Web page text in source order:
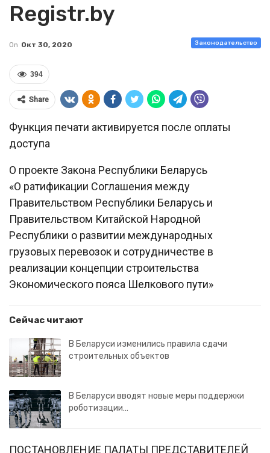
Registr.by
Законодательство
On Окт 30, 2020
394
Share
Функция печати активируется после оплаты
доступа
О проекте Закона Республики Беларусь
«О ратификации Соглашения между
Правительством Республики Беларусь и
Правительством Китайской Народной
Республики о развитии международных
грузовых перевозок и сотрудничестве в
реализации концепции строительства
Экономического пояса Шелкового пути»
Сейчас читают
В Беларуси изменились правила сдачи
строительных объектов
В Беларуси вводят новые меры поддержки
роботизации…
ПОСТАНОВЛЕНИЕ ПАЛАТЫ ПРЕДСТАВИТЕЛЕЙ